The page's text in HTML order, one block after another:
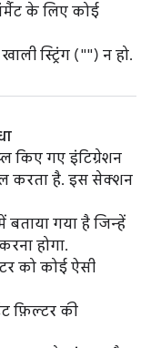
के लिए कोई
स्ट्रिंग ("") न हो.
किए गए इंटिग्रेशन
करता है. इस सेक्शन
बताया गया है जिन्हें
होगा.
को कोई ऐसी
फ़िल्टर की